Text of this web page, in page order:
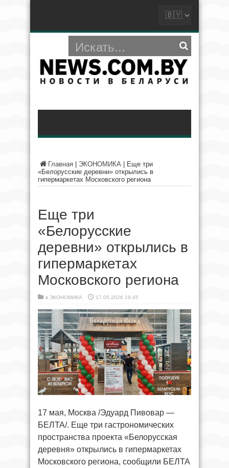
Главная ЭКОНОМИКА
Еще три
«Белорусские деревни» открылись в
гипермаркетах Московского региона
Еще три
«Белорусские
деревни» открылись в
гипермаркетах
Московского региона
в ЭКОНОМИКА 17.05.2026 19:45
17 мая, Москва /Эдуард Пивовар —
БЕЛТА/. Еще три гастрономических
пространства проекта «Белорусская
деревня» открылись в гипермаркетах
Московского региона, сообщили БЕЛТА